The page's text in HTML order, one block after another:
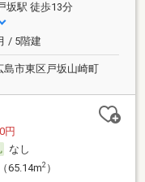
坂駅 徒歩13分
/ 5階建
島市東区戸坂山崎町
円
なし
65.14m2）